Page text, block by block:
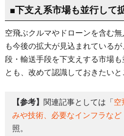
■下支え系市場も並行して
空飛ぶクルマやドローンを含む
も今後の拡大が見込まれている
段・輸送手段を下支えする市場
とも、改めて認識しておきたいと
【参考】 関連記事としては「 空
みや技術、必要なインフラなど
照。